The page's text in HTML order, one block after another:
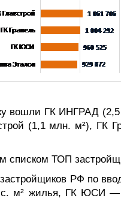
вошли ГК ИНГРАД
(1,1 млн. м²), ГК
списком ТОП
застройщиков РФ по
м² жилья, ГК ЮСИ —